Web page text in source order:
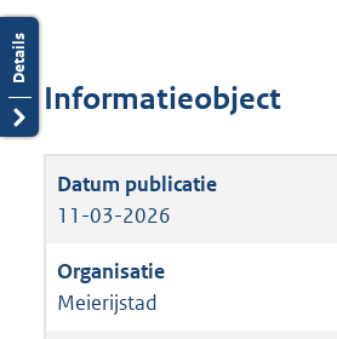
Informatieobject
11-03-2026
Meierijstad